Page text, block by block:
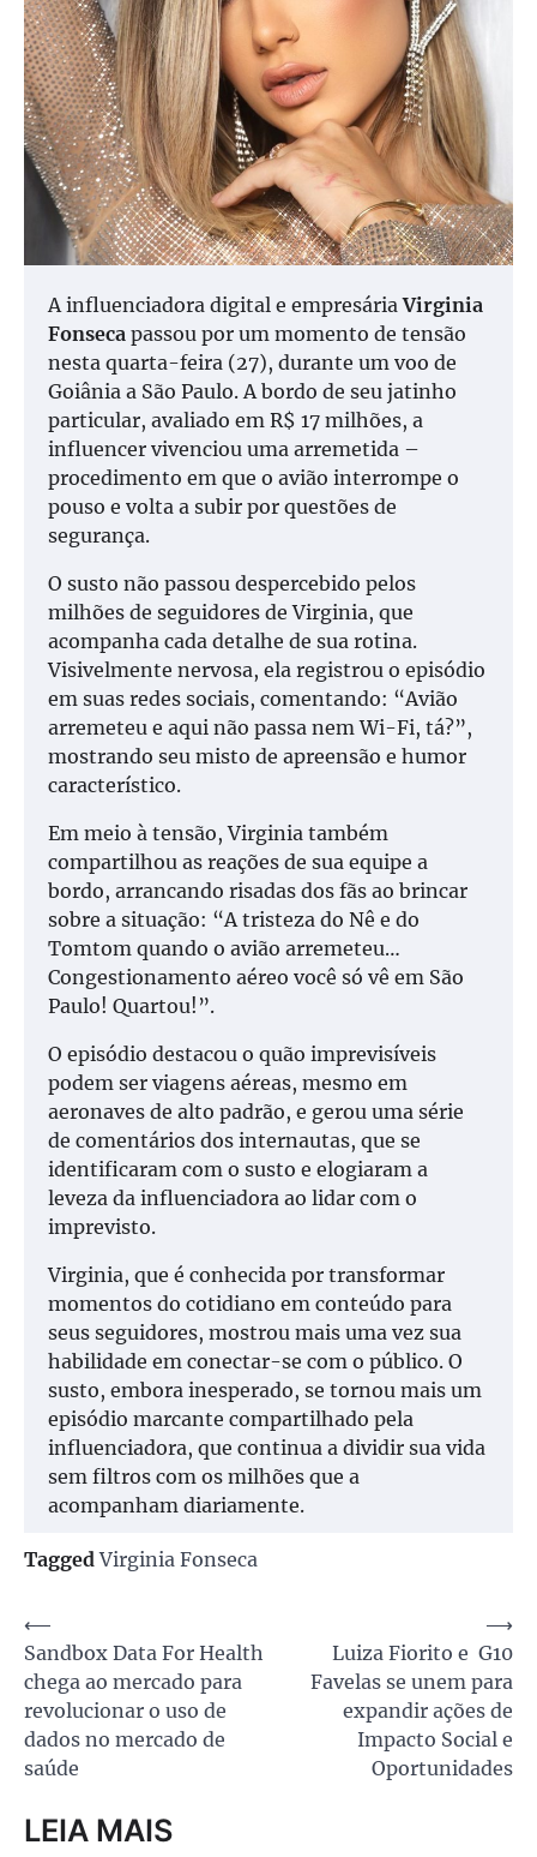
A influenciadora digital e empresáriaVirginia
Fonseca passou por um momento de tensão
nesta quarta-feira (27), durante um voo de
Goiânia a São Paulo. A bordo de seu jatinho
particular, avaliado em R$ 17 milhões, a
influencer vivenciou uma arremetida –
procedimento em que o avião interrompe o
pouso e volta a subir por questões de
segurança.
O susto não passou despercebido pelos
milhões de seguidores de Virginia, que
acompanha cada detalhe de sua rotina.
Visivelmente nervosa, ela registrou o episódio
em suas redes sociais, comentando: “Avião
arremeteu e aqui não passa nem Wi-Fi, tá?”,
mostrando seu misto de apreensão e humor
característico.
Em meio à tensão, Virginia também
compartilhou as reações de sua equipe a
bordo, arrancando risadas dos fãs ao brincar
sobre a situação: “A tristeza do Nê e do
Tomtom quando o avião arremeteu…
Congestionamento aéreo você só vê em São
Paulo! Quartou!”.
O episódio destacou o quão imprevisíveis
podem ser viagens aéreas, mesmo em
aeronaves de alto padrão, e gerou uma série
de comentários dos internautas, que se
identificaram com o susto e elogiaram a
leveza da influenciadora ao lidar com o
imprevisto.
Virginia, que é conhecida por transformar
momentos do cotidiano em conteúdo para
seus seguidores, mostrou mais uma vez sua
habilidade em conectar-se com o público. O
susto, embora inesperado, se tornou mais um
episódio marcante compartilhado pela
influenciadora, que continua a dividir sua vida
sem filtros com os milhões que a
acompanham diariamente.
TaggedVirginia Fonseca
Navegação
de
Post
⟵
Sandbox Data For Health
chega ao mercado para
revolucionar o uso de
dados no mercado de
saúde
Luiza Fiorito e G10
Favelas se unem para
expandir ações de
Impacto Social e
Oportunidades
⟶
LEIA MAIS